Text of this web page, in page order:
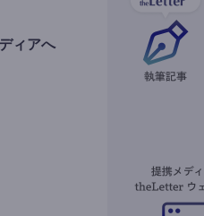
ィアへ